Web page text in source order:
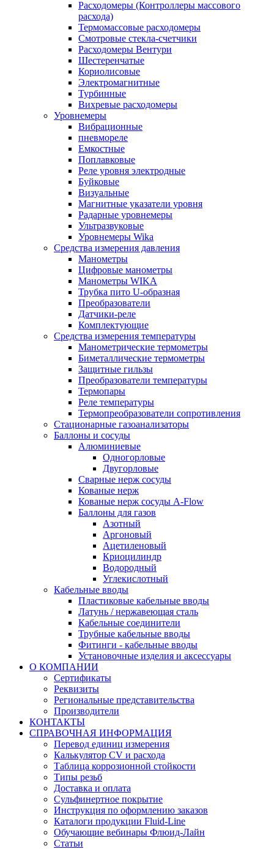
Расходомеры (Контроллеры массового
расхода)
Термомассовые расходомеры
Смотровые стекла-счетчики
Расходомеры Вентури
Шестеренчатые
Кориолисовые
Электромагнитные
Турбинные
Вихревые расходомеры
Уровнемеры
Вибрационные
пневмореле
Емкостные
Поплавковые
Реле уровня электродные
Буйковые
Визуальные
Магнитные указатели уровня
Радарные уровнемеры
Ультразвуковые
Уровнемеры Wika
Средства измерения давления
Манометры
Цифровые манометры
Манометры WIKA
Трубка пито U-образная
Преобразователи
Датчики-реле
Комплектующие
Средства измерения температуры
Манометрические термометры
Биметаллические термометры
Защитные гильзы
Преобразователи температуры
Термопары
Реле температуры
Термопреобразователи сопротивления
Стационарные газоанализаторы
Баллоны и сосуды
Алюминиевые
Одногорловые
Двугорловые
Сварные нерж сосуды
Кованые нерж
Кованые нерж сосуды A-Flow
Баллоны для газов
Азотный
Аргоновый
Ацетиленовый
Криоцилиндр
Водородный
Углекислотный
Кабельные вводы
Пластиковые кабельные вводы
Латунь / нержавеющая сталь
Кабельные соединители
Трубные кабельные вводы
Фитинги - кабельные вводы
Установочные изделия и аксессуары
О КОМПАНИИ
Сертификаты
Реквизиты
Региональные представительства
Производители
КОНТАКТЫ
СПРАВОЧНАЯ ИНФОРМАЦИЯ
Перевод единиц измерения
Калькулятор CV и расхода
Таблица коррозионной стойкости
Типы резьб
Доставка и оплата
Сульфинертное покрытие
Инструкция по оформлению заказов
Каталоги продукции Fluid-Line
Обучающие вебинары Флюид-Лайн
Статьи